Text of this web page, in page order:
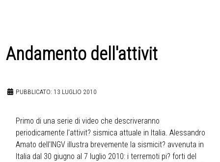
Andamento dell'attivit
PUBBLICATO: 13 LUGLIO 2010
Primo di una serie di video che descriveranno
periodicamente l'attivit? sismica attuale in Italia. Alessandro
Amato dell'INGV illustra brevemente la sismicit? avvenuta in
Italia dal 30 giugno al 7 luglio 2010: i terremoti pi? forti del